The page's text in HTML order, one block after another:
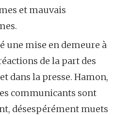
et mauvais
une mise en demeure à
de la part des
dans la presse. Hamon,
communicants sont
désespérément muets